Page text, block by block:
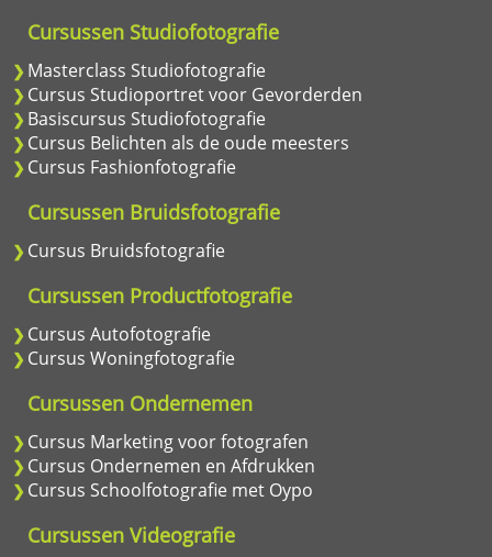
Cursussen Studiofotografie
Masterclass Studiofotografie
Cursus Studioportret voor Gevorderden
Basiscursus Studiofotografie
Cursus Belichten als de oude meesters
Cursus Fashionfotografie
Cursussen Bruidsfotografie
Cursus Bruidsfotografie
Cursussen Productfotografie
Cursus Autofotografie
Cursus Woningfotografie
Cursussen Ondernemen
Cursus Marketing voor fotografen
Cursus Ondernemen en Afdrukken
Cursus Schoolfotografie met Oypo
Cursussen Videografie